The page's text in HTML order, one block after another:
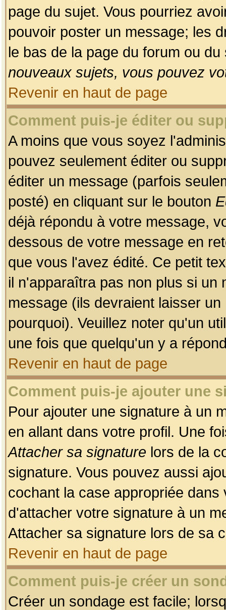
page du sujet. Vous pourriez
pouvoir poster un message; les
le bas de la page du forum ou
nouveaux sujets, vous pouvez
Revenir en haut de page
Comment puis-je éditer ou
A moins que vous soyez
pouvez seulement éditer ou
éditer un message (parfois
posté) en cliquant sur le bouton
déjà répondu à votre message,
dessous de votre message en
que vous l'avez édité. Ce petit
il n'apparaîtra pas non plus si un
message (ils devraient laisser
pourquoi). Veuillez noter qu'un
une fois que quelqu'un y a
Revenir en haut de page
Comment puis-je ajouter une
Pour ajouter une signature à un
en allant dans votre profil. Une
Attacher sa signature lors de la
signature. Vous pouvez aussi
cochant la case appropriée
d'attacher votre signature à un
Attacher sa signature lors de sa
Revenir en haut de page
Comment puis-je créer un
Créer un sondage est facile;